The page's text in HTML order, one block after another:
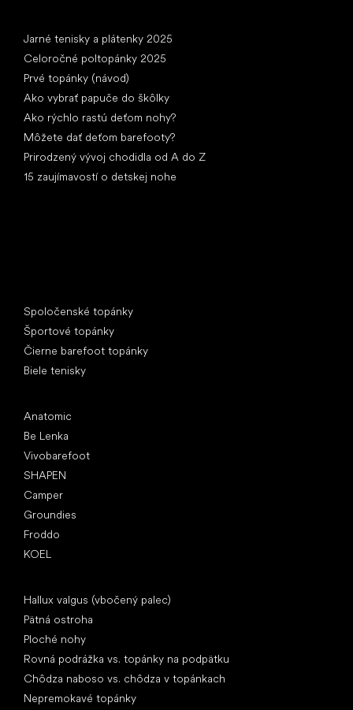
Jarné tenisky a plátenky 2025
Celoročné poltopánky 2025
Prvé topánky (návod)
Ako vybrať papuče do škôlky
Ako rýchlo rastú deťom nohy?
Môžete dať deťom barefooty?
Prirodzený vývoj chodidla od A do Z
15 zaujímavostí o detskej nohe
Spoločenské topánky
Športové topánky
Čierne barefoot topánky
Biele tenisky
Anatomic
Be Lenka
Vivobarefoot
SHAPEN
Camper
Groundies
Froddo
KOEL
Hallux valgus (vbočený palec)
Pätná ostroha
Ploché nohy
Rovná podrážka vs. topánky na podpätku
Chôdza naboso vs. chôdza v topánkach
Nepremokavé topánky